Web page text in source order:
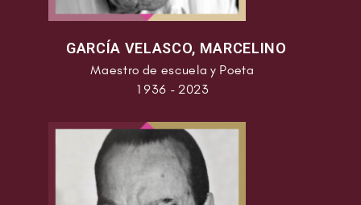
GARCÍA VELASCO, MARCELINO
Maestro de escuela y Poeta
1936 - 2023